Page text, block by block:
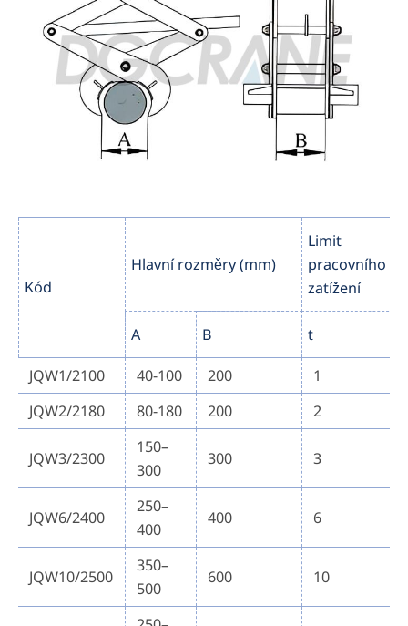
Kód
Hlavní rozměry (mm)
Limit
pracovního
zatížení
A B t
JQW1/2100 40-100 200 1
JQW2/2180
80-180 200 2
JQW3/2300
150–
300
300 3
JQW6/2400
250–
400
400 6
JQW10/2500
350–
500
600 10